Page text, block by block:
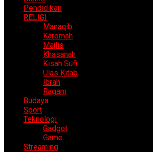
Pendidikan
RELIGI
Manaqib
Karomah
Majlis
Khasanah
Kisah Sufi
Ulas Kitab
Ibrah
Ragam
Budaya
Sport
Teknologi
Gadget
Game
Streaming